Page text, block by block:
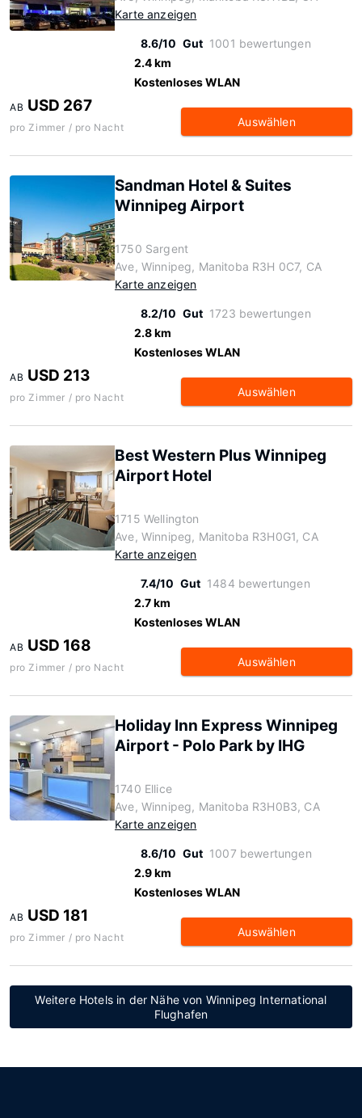
Karte anzeigen
8.6/10 Gut 1001 bewertungen
2.4 km
Kostenloses WLAN
AB USD 267
pro Zimmer / pro Nacht Auswählen
Sandman Hotel & Suites
Winnipeg Airport
1750 Sargent
Ave, Winnipeg, Manitoba R3H 0C7, CA
Karte anzeigen
8.2/10 Gut 1723 bewertungen
2.8 km
Kostenloses WLAN
AB USD 213
pro Zimmer / pro Nacht Auswählen
Best Western Plus Winnipeg
Airport Hotel
1715 Wellington
Ave, Winnipeg, Manitoba R3H0G1, CA
Karte anzeigen
7.4/10 Gut 1484 bewertungen
2.7 km
Kostenloses WLAN
AB USD 168
pro Zimmer / pro Nacht Auswählen
Holiday Inn Express Winnipeg
Airport - Polo Park by IHG
1740 Ellice
Ave, Winnipeg, Manitoba R3H0B3, CA
Karte anzeigen
8.6/10 Gut 1007 bewertungen
2.9 km
Kostenloses WLAN
AB USD 181
pro Zimmer / pro Nacht Auswählen
Weitere Hotels in der Nähe von Winnipeg International
Flughafen